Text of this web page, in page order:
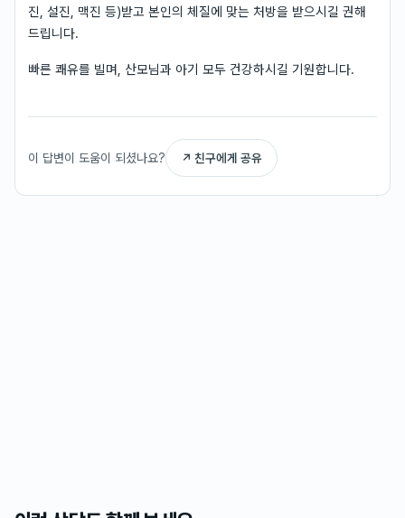
진, 설진, 맥진 등)받고 본인의 체질에 맞는 처방을 받으시길 권해
드립니다.
빠른 쾌유를 빌며, 산모님과 아기 모두 건강하시길 기원합니다.
이 답변이 도움이 되셨나요? ↗ 친구에게 공유